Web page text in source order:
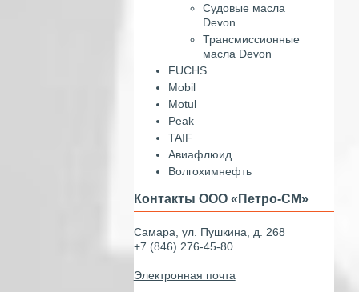
Судовые масла
Devon
Трансмиссионные
масла Devon
FUCHS
Mobil
Motul
Peak
TAIF
Авиафлюид
Волгохимнефть
Контакты ООО «Петро-СМ»
Самара, ул. Пушкина, д. 268
+7 (846) 276-45-80
Электронная почта